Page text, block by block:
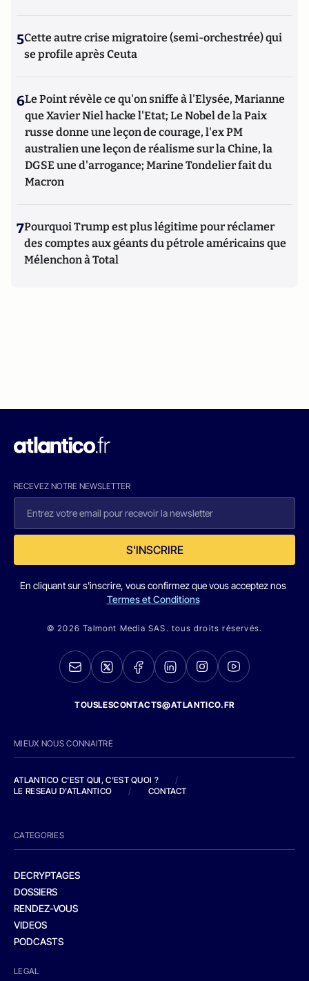
5Cette autre crise migratoire (semi-orchestrée) qui
se profile après Ceuta
6Le Point révèle ce qu'on sniffe à l'Elysée, Marianne
que Xavier Niel hacke l'Etat; Le Nobel de la Paix
russe donne une leçon de courage, l'ex PM
australien une leçon de réalisme sur la Chine, la
DGSE une d'arrogance; Marine Tondelier fait du
Macron
7Pourquoi Trump est plus légitime pour réclamer
des comptes aux géants du pétrole américains que
Mélenchon à Total
RECEVEZ NOTRE NEWSLETTER
S'INSCRIRE
En cliquant sur s'inscrire, vous confirmez que vous acceptez nos
Termes et Conditions
© 2026 Talmont Media SAS. tous droits réservés.
TOUSLESCONTACTS@ATLANTICO.FR
MIEUX NOUS CONNAITRE
ATLANTICO C'EST QUI, C'EST QUOI ?
/
LE RESEAU D'ATLANTICO
/ CONTACT
CATEGORIES
DECRYPTAGES
DOSSIERS
RENDEZ-VOUS
VIDEOS
PODCASTS
LEGAL